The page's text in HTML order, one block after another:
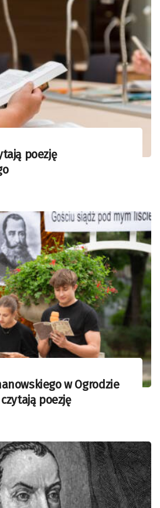
poezję
w Ogrodzie
poezję